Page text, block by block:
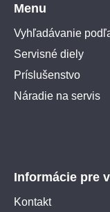
Menu
Vyhľadávanie
Servisné diely
Príslušenstvo
Náradie na servis
Informácie pre
Kontakt